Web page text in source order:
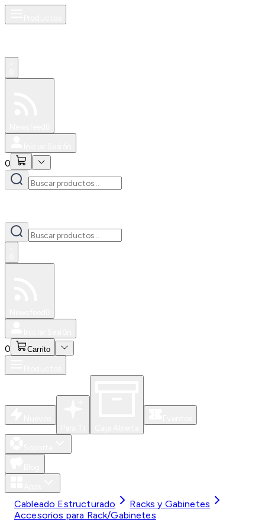
0
0 Carrito
Cableado Estructurado
Racks y Gabinetes
Accesorios para Rack/Gabinetes